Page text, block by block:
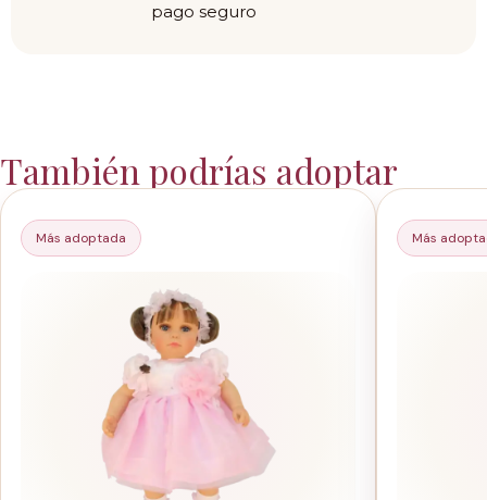
pago seguro
También podrías adoptar
Más adoptada Más